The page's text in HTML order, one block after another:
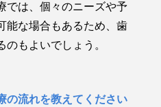
では、個々のニーズや予
能な場合もあるため、歯
もよいでしょう。
の流れを教えてください